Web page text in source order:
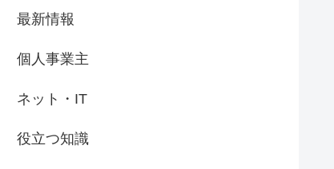
最新情報
個人事業主
ネット・IT
役立つ知識